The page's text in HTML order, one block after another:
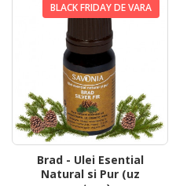
BLACK FRIDAY DE VARA
Brad - Ulei Esential
Natural si Pur (uz